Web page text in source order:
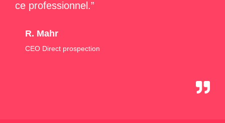
ce professionnel.”
R. Mahr
CEO Direct prospection